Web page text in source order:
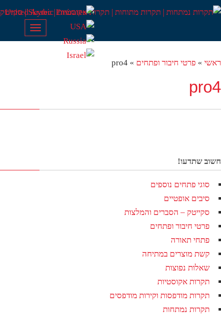
Toggle
navigation
» פרטי חיבור ופתחים »
pro4
שתדעו!
סוגי פתחים נוספים
סיבים אופטיים
סקייטק – הסברים והמלצות
פרטי חיבור ופתחים
פתחי תאורה
קשת מוצרים במתיחה
שאלות נפוצות
תקרות אקוסטיות
תקרות מודפסות וקירות מודפסים
תקרות נמתחות